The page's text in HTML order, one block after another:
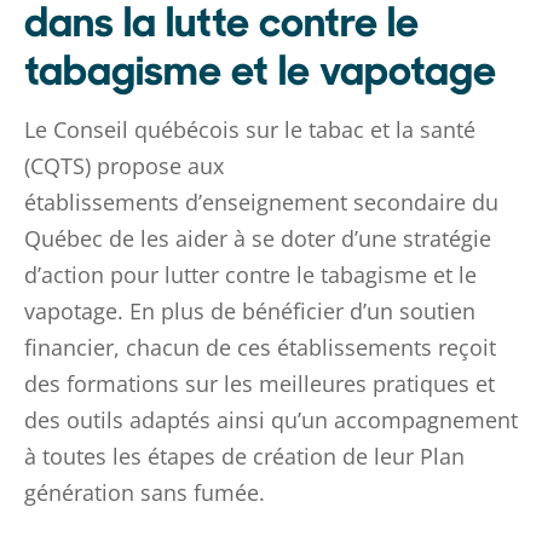
dans la lutte contre le
tabagisme et le vapotage
Le Conseil québécois sur le tabac et la santé
(CQTS) propose aux
établissements d’enseignement secondaire du
Québec de les aider à se doter d’une stratégie
d’action pour lutter contre le tabagisme et le
vapotage. En plus de bénéficier d’un soutien
financier, chacun de ces établissements reçoit
des formations sur les meilleures pratiques et
des outils adaptés ainsi qu’un accompagnement
à toutes les étapes de création de leur Plan
génération sans fumée.